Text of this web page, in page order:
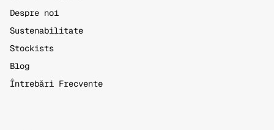
Despre noi
Sustenabilitate
Stockists
Blog
Întrebări Frecvente